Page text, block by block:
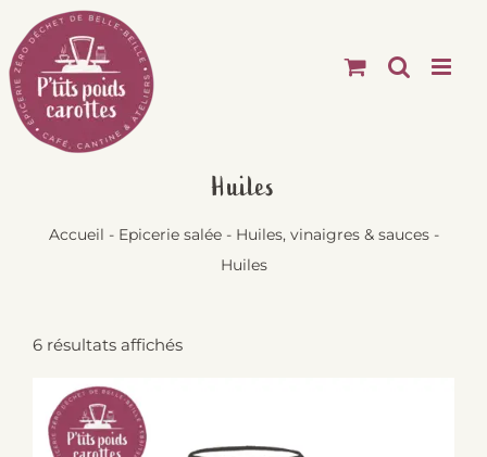
Passer
au
contenu
Huiles
Accueil - Epicerie salée- Huiles, vinaigres & sauces-
Huiles
6 résultats affichés